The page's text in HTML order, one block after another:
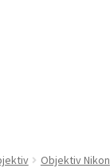
Objektiv Nikon